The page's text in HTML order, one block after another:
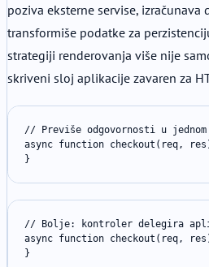
poziva eksterne servise, izračunava
transformiše podatke za
strategiji renderovanja više nije
skriveni sloj aplikacije zavaren za
// Previše odgovornosti u
async function checkout(req,
}
// Bolje: kontroler delegira
async function checkout(req, res)
}